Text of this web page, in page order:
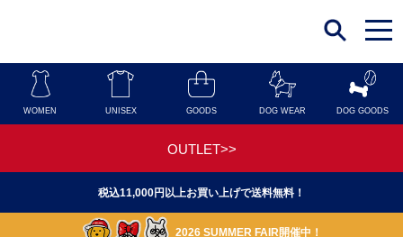
t
o
g
n
a
o
WOMEN UNISEX GOODS DOG WEAR DOG GOODS
OUTLET>>
税込11,000円以上お買い上げで送料無料！
2026 SUMMER FAIR開催中！